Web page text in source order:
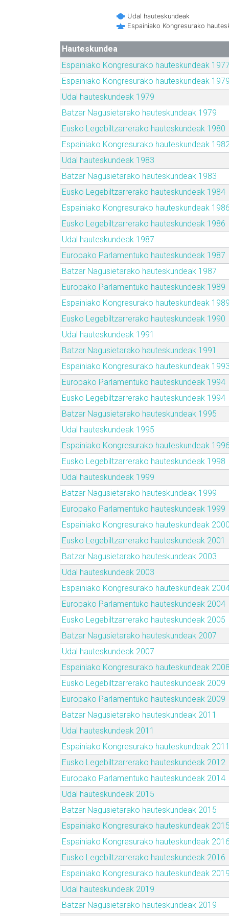
Udal hauteskundeak
Espainiako Kongresurako
Hauteskundea
Espainiako Kongresurako hauteskundeak 1977
Espainiako Kongresurako hauteskundeak 1979
Udal hauteskundeak 1979
Batzar Nagusietarako hauteskundeak 1979
Eusko Legebiltzarrerako hauteskundeak 1980
Espainiako Kongresurako hauteskundeak 1982
Udal hauteskundeak 1983
Batzar Nagusietarako hauteskundeak 1983
Eusko Legebiltzarrerako hauteskundeak 1984
Espainiako Kongresurako hauteskundeak 1986
Eusko Legebiltzarrerako hauteskundeak 1986
Udal hauteskundeak 1987
Europako Parlamentuko hauteskundeak 1987
Batzar Nagusietarako hauteskundeak 1987
Europako Parlamentuko hauteskundeak 1989
Espainiako Kongresurako hauteskundeak 1989
Eusko Legebiltzarrerako hauteskundeak 1990
Udal hauteskundeak 1991
Batzar Nagusietarako hauteskundeak 1991
Espainiako Kongresurako hauteskundeak 1993
Europako Parlamentuko hauteskundeak 1994
Eusko Legebiltzarrerako hauteskundeak 1994
Batzar Nagusietarako hauteskundeak 1995
Udal hauteskundeak 1995
Espainiako Kongresurako hauteskundeak 1996
Eusko Legebiltzarrerako hauteskundeak 1998
Udal hauteskundeak 1999
Batzar Nagusietarako hauteskundeak 1999
Europako Parlamentuko hauteskundeak 1999
Espainiako Kongresurako hauteskundeak 2000
Eusko Legebiltzarrerako hauteskundeak 2001
Batzar Nagusietarako hauteskundeak 2003
Udal hauteskundeak 2003
Espainiako Kongresurako hauteskundeak
Europako Parlamentuko hauteskundeak 2004
Eusko Legebiltzarrerako hauteskundeak 2005
Batzar Nagusietarako hauteskundeak 2007
Udal hauteskundeak 2007
Espainiako Kongresurako hauteskundeak 2008
Eusko Legebiltzarrerako hauteskundeak 2009
Europako Parlamentuko hauteskundeak 2009
Batzar Nagusietarako hauteskundeak 2011
Udal hauteskundeak 2011
Espainiako Kongresurako hauteskundeak 2011
Eusko Legebiltzarrerako hauteskundeak 2012
Europako Parlamentuko hauteskundeak 2014
Udal hauteskundeak 2015
Batzar Nagusietarako hauteskundeak 2015
Espainiako Kongresurako hauteskundeak 2015
Espainiako Kongresurako hauteskundeak 2016
Eusko Legebiltzarrerako hauteskundeak 2016
Espainiako Kongresurako hauteskundeak 2019
Udal hauteskundeak 2019
Batzar Nagusietarako hauteskundeak 2019